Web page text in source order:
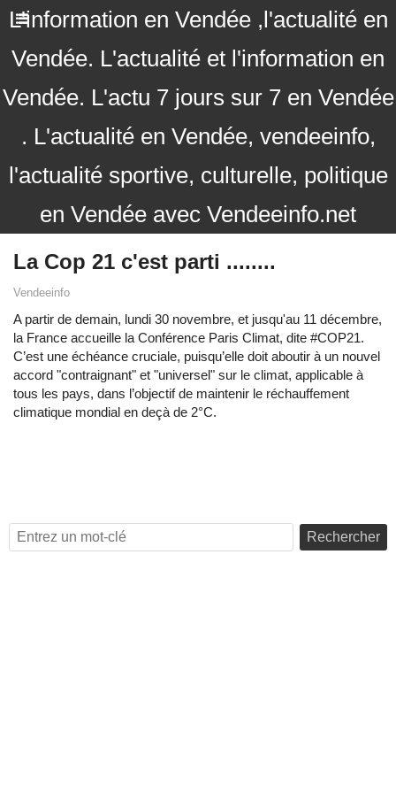
L'information en Vendée ,l'actualité en
Vendée. L'actualité et l'information en
Vendée. L'actu 7 jours sur 7 en Vendée
. L'actualité en Vendée, vendeeinfo,
l'actualité sportive, culturelle, politique
en Vendée avec Vendeeinfo.net
La Cop 21 c'est parti ........
Vendeeinfo
A partir de demain, lundi 30 novembre, et jusqu'au 11 décembre,
la France accueille la Conférence Paris Climat, dite ‪#‎COP21‬.
C’est une échéance cruciale, puisqu’elle doit aboutir à un nouvel
accord "contraignant" et "universel" sur le climat, applicable à
tous les pays, dans l’objectif de maintenir le réchauffement
climatique mondial en deçà de 2°C.
Rechercher